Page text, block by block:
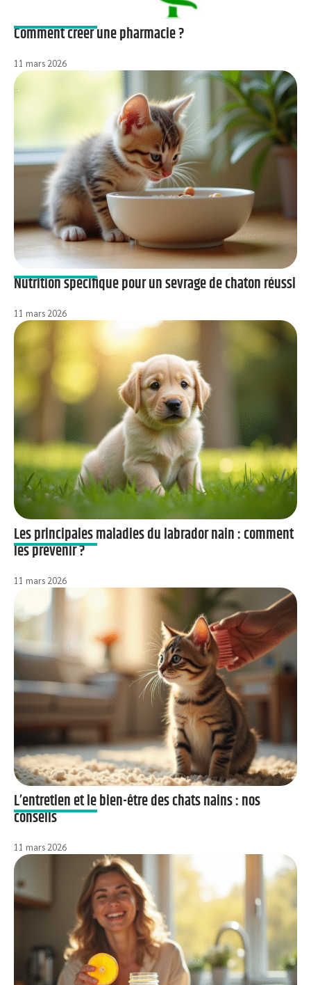
Comment créer une pharmacie ?
11 mars 2026
Nutrition spécifique pour un sevrage de chaton réussi
11 mars 2026
Les principales maladies du labrador nain : comment
les prévenir ?
11 mars 2026
L’entretien et le bien-être des chats nains : nos
conseils
11 mars 2026